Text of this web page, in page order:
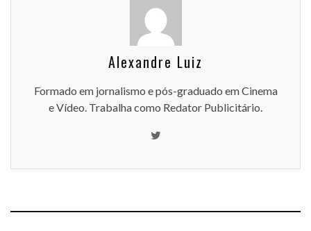
Alexandre Luiz
Formado em jornalismo e pós-graduado em Cinema
e Vídeo. Trabalha como Redator Publicitário.